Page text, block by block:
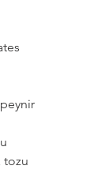
tozu